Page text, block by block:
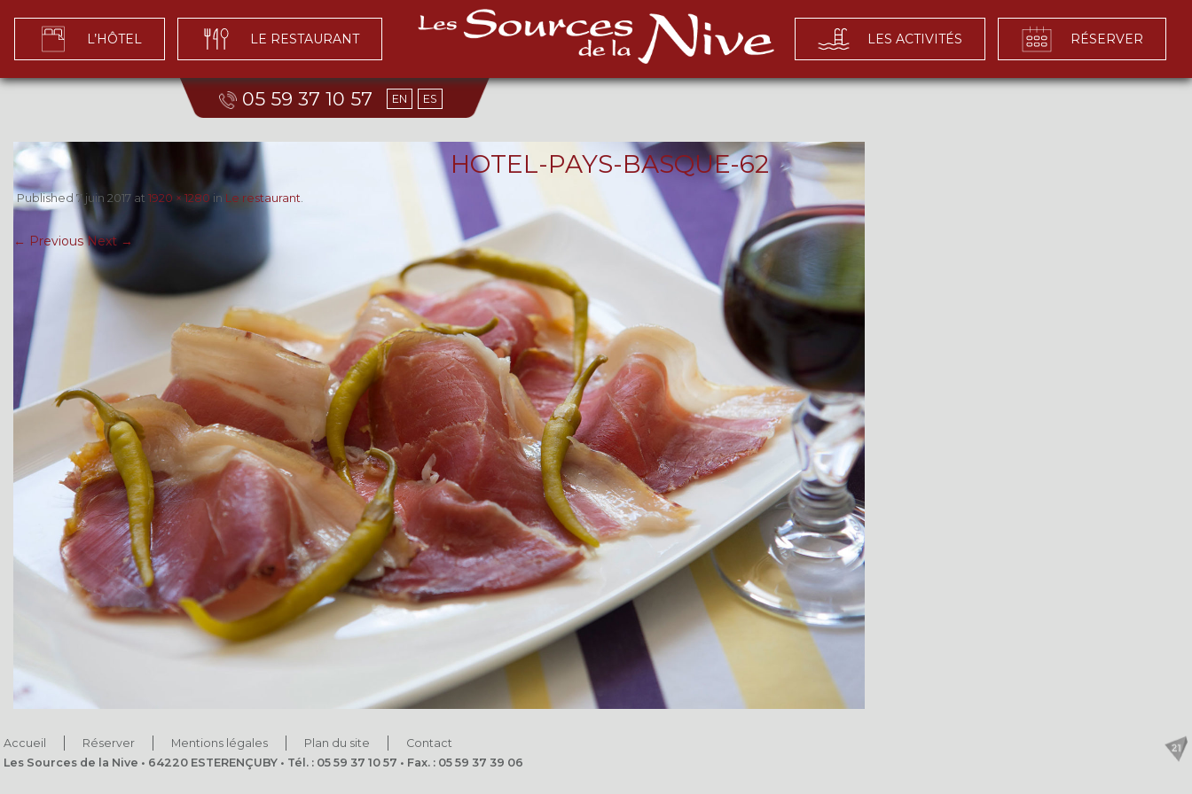
L’HÔTEL LE RESTAURANT LES ACTIVITÉS RÉSERVER
05 59 37 10 57 EN ES
HOTEL-PAYS-BASQUE-62
Published 7 juin 2017 at 1920 × 1280 in Le restaurant.
← Previous Next →
Accueil Réserver Mentions légales Plan du site
Contact
Les Sources de la Nive • 64220 ESTERENÇUBY • Tél. : 05 59 37 10 57 • Fax. : 05 59 37 39 06